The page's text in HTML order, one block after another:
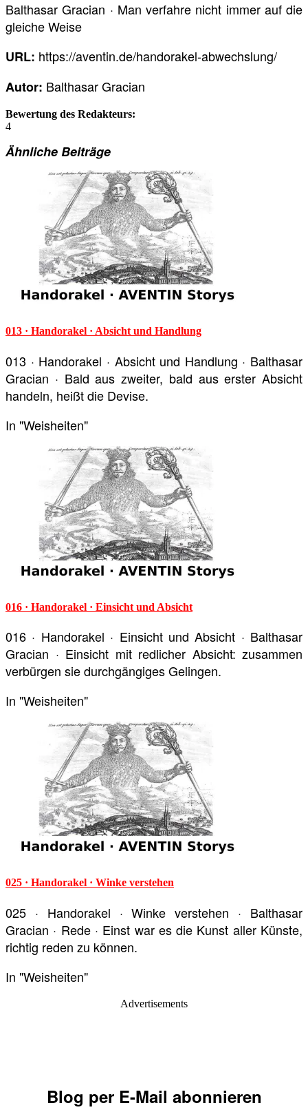
Balthasar Gracian · Man verfahre nicht immer auf die
gleiche Weise
URL: https://aventin.de/handorakel-abwechslung/
Autor: Balthasar Gracian
Bewertung des Redakteurs:
4
Ähnliche Beiträge
013 · Handorakel · Absicht und Handlung
013 · Handorakel · Absicht und Handlung · Balthasar
Gracian · Bald aus zweiter, bald aus erster Absicht
handeln, heißt die Devise.
In "Weisheiten"
016 · Handorakel · Einsicht und Absicht
016 · Handorakel · Einsicht und Absicht · Balthasar
Gracian · Einsicht mit redlicher Absicht: zusammen
verbürgen sie durchgängiges Gelingen.
In "Weisheiten"
025 · Handorakel · Winke verstehen
025 · Handorakel · Winke verstehen · Balthasar
Gracian · Rede · Einst war es die Kunst aller Künste,
richtig reden zu können.
In "Weisheiten"
Advertisements
Blog per E-Mail abonnieren